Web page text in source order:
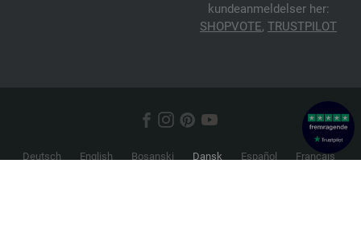
kundeanmeldelser her:
SHOPVOTE, TRUSTPILOT
Deutsch English Bosanski Dansk Español
Français